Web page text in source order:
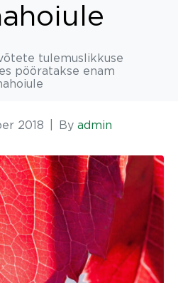
tulemuslikkuse
pööratakse enam
2018 By admin